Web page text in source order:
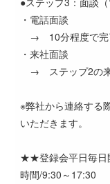
・電話面談
→ 10分程度で完
・来社面談
→ ステップ2の来
※弊社から連絡する
いただきます。
★★登録会平日毎
時間/9:30～17:30